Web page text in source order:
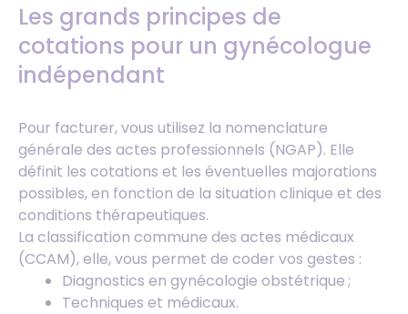
Les grands principes de
cotations pour un gynécologue
indépendant
Pour facturer, vous utilisez la nomenclature
générale des actes professionnels (NGAP). Elle
définit les cotations et les éventuelles majorations
possibles, en fonction de la situation clinique et des
conditions thérapeutiques.
La classification commune des actes médicaux
(CCAM), elle, vous permet de coder vos gestes :
Diagnostics en gynécologie obstétrique ;
Techniques et médicaux.